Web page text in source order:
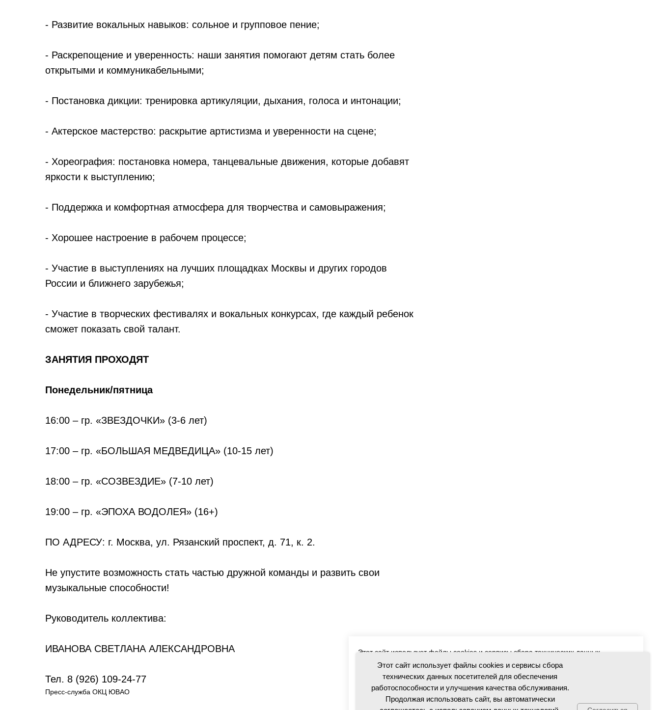
Этот сайт использует файлы cookies и сервисы сбора технических данных
посетителей для обеспечения работоспособности и улучшения качества
обслуживания. Продолжая использовать сайт, вы автоматически соглашаетесь с
использованием данных технологий.
Политика в отношении обработки персональных данных
- Развитие вокальных навыков: сольное и групповое пение;
- Раскрепощение и уверенность: наши занятия помогают детям стать более
открытыми и коммуникабельными;
- Постановка дикции: тренировка артикуляции, дыхания, голоса и интонации;
- Актерское мастерство: раскрытие артистизма и уверенности на сцене;
- Хореография: постановка номера, танцевальные движения, которые добавят
яркости к выступлению;
- Поддержка и комфортная атмосфера для творчества и самовыражения;
- Хорошее настроение в рабочем процессе;
- Участие в выступлениях на лучших площадках Москвы и других городов
России и ближнего зарубежья;
- Участие в творческих фестивалях и вокальных конкурсах, где каждый ребенок
сможет показать свой талант.
ЗАНЯТИЯ ПРОХОДЯТ
Понедельник/пятница
16:00 – гр. «ЗВЕЗДОЧКИ» (3-6 лет)
17:00 – гр. «БОЛЬШАЯ МЕДВЕДИЦА» (10-15 лет)
18:00 – гр. «СОЗВЕЗДИЕ» (7-10 лет)
19:00 – гр. «ЭПОХА ВОДОЛЕЯ» (16+)
ПО АДРЕСУ: г. Москва, ул. Рязанский проспект, д. 71, к. 2.
Не упустите возможность стать частью дружной команды и развить свои
музыкальные способности!
Руководитель коллектива:
ИВАНОВА СВЕТЛАНА АЛЕКСАНДРОВНА
Тел. 8 (926) 109-24-77
Пресс-служба ОКЦ ЮВАО
Этот сайт использует файлы cookies и сервисы сбора
технических данных посетителей для обеспечения
работоспособности и улучшения качества обслуживания.
Продолжая использовать сайт, вы автоматически